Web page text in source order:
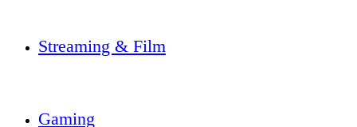
Streaming & Film
Gaming